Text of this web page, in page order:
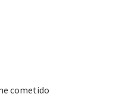
cometido